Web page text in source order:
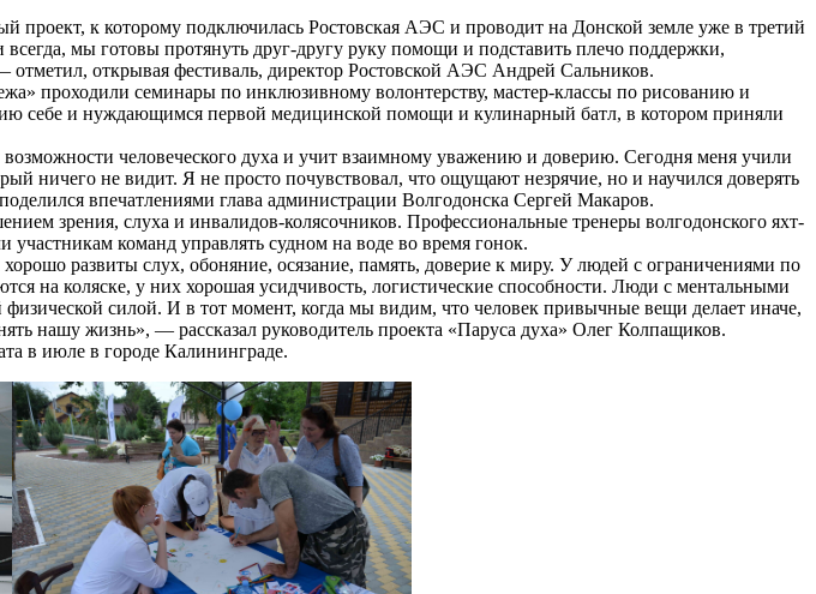
проект, к которому подключилась Ростовская АЭС и проводит на Донской земле уже в третий
мы готовы протянуть друг-другу руку помощи и подставить плечо поддержки,
отметил, открывая фестиваль, директор Ростовской АЭС Андрей Сальников.
проходили семинары по инклюзивному волонтерству, мастер-классы по рисованию и
себе и нуждающимся первой медицинской помощи и кулинарный батл, в котором приняли
человеческого духа и учит взаимному уважению и доверию. Сегодня меня учили
ничего не видит. Я не просто почувствовал, что ощущают незрячие, но и научился доверять
впечатлениями глава администрации Волгодонска Сергей Макаров.
зрения, слуха и инвалидов-колясочников. Профессиональные тренеры волгодонского яхт-
команд управлять судном на воде во время гонок.
развиты слух, обоняние, осязание, память, доверие к миру. У людей с ограничениями по
на коляске, у них хорошая усидчивость, логистические способности. Люди с ментальными
силой. И в тот момент, когда мы видим, что человек привычные вещи делает иначе,
нашу жизнь», — рассказал руководитель проекта «Паруса духа» Олег Колпащиков.
в июле в городе Калининграде.